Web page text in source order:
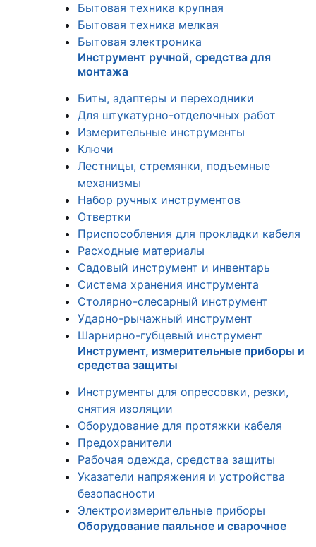
Бытовая техника крупная
Бытовая техника мелкая
Бытовая электроника
Инструмент ручной, средства для
монтажа
Биты, адаптеры и переходники
Для штукатурно-отделочных работ
Измерительные инструменты
Ключи
Лестницы, стремянки, подъемные
механизмы
Набор ручных инструментов
Отвертки
Приспособления для прокладки кабеля
Расходные материалы
Садовый инструмент и инвентарь
Система хранения инструмента
Столярно-слесарный инструмент
Ударно-рычажный инструмент
Шарнирно-губцевый инструмент
Инструмент, измерительные приборы и
средства защиты
Инструменты для опрессовки, резки,
снятия изоляции
Оборудование для протяжки кабеля
Предохранители
Рабочая одежда, средства защиты
Указатели напряжения и устройства
безопасности
Электроизмерительные приборы
Оборудование паяльное и сварочное